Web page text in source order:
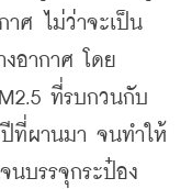
าศ ไม่ว่าจะเป็น
อากาศ โดย
ที่รบกวนกับ
ปีที่ผานมา จนทำให้
นบรรจุกระป๋อง